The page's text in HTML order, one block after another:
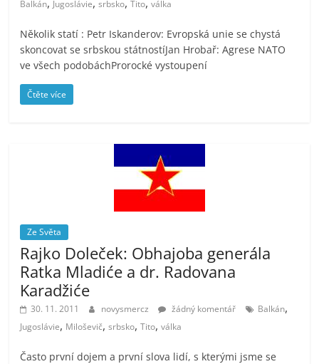
prospívá?
Balkán Jugoslávie srbsko Tito válka
Několik statí : Petr Iskanderov: Evropská unie se chystá
skoncovat se srbskou státnostíJan Hrobař: Agrese NATO
ve všech podobáchProrocké vystoupení
Čtěte více
Ze Světa
Rajko Doleček: Obhajoba generála
Ratka Mladiće a dr. Radovana
Karadžiće
30. 11. 2011 novysmercz žádný komentář Balkán,
Jugoslávie, Miloševič,srbsko,Tito,válka
Často první dojem a první slova lidí, s kterými jsme se